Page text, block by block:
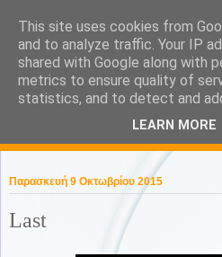
KaPa. Me
without a
Παρασκευή 9 Οκτωβρίου 2015
Last
This site uses cookies from
and to analyze traffic. Your IP
shared with Google along with
metrics to ensure quality of
statistics, and to detect and
LEARN MORE